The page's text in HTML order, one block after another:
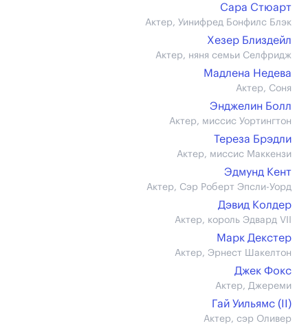
Сара Стюарт
Актер, Уинифред Бонфилс Блэк
Хезер Близдейл
Актер, няня семьи Селфридж
Мадлена Недева
Актер, Соня
Энджелин Болл
Актер, миссис Уортингтон
Тереза Брэдли
Актер, миссис Маккензи
Эдмунд Кент
Актер, Сэр Роберт Эпсли-Уорд
Дэвид Колдер
Актер, король Эдвард VII
Марк Декстер
Актер, Эрнест Шакелтон
Джек Фокс
Актер, Джереми
Гай Уильямс (II)
Актер, сэр Оливер